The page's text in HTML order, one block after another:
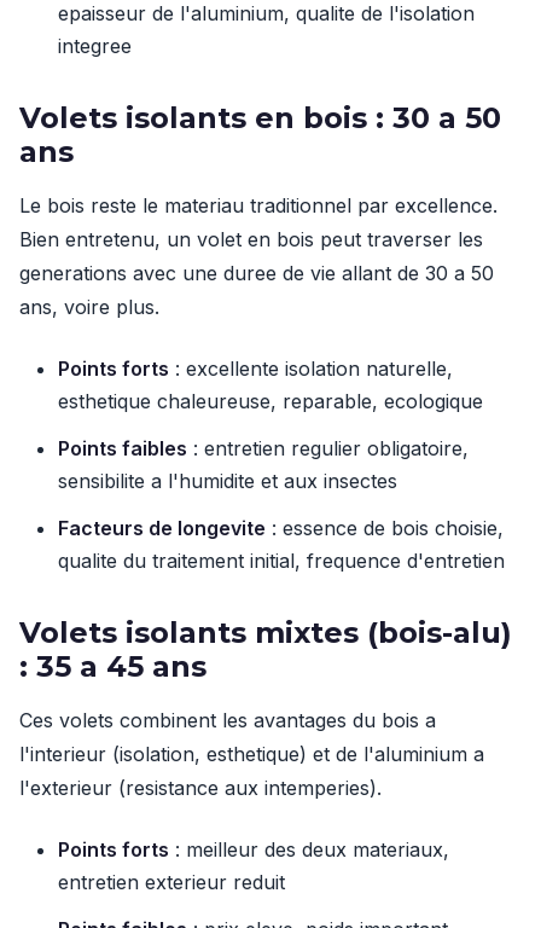
epaisseur de l'aluminium, qualite de l'isolation
integree
Volets isolants en bois : 30 a 50
ans
Le bois reste le materiau traditionnel par excellence.
Bien entretenu, un volet en bois peut traverser les
generations avec une duree de vie allant de 30 a 50
ans, voire plus.
Points forts : excellente isolation naturelle,
esthetique chaleureuse, reparable, ecologique
Points faibles : entretien regulier obligatoire,
sensibilite a l'humidite et aux insectes
Facteurs de longevite : essence de bois choisie,
qualite du traitement initial, frequence d'entretien
Volets isolants mixtes (bois-alu)
: 35 a 45 ans
Ces volets combinent les avantages du bois a
l'interieur (isolation, esthetique) et de l'aluminium a
l'exterieur (resistance aux intemperies).
Points forts : meilleur des deux materiaux,
entretien exterieur reduit